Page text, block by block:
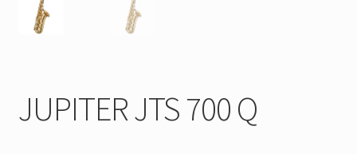
JUPITER JTS 700 Q